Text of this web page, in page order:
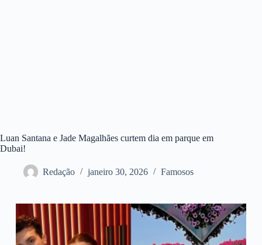
Luan Santana e Jade Magalhães curtem dia em parque em
Dubai!
Redação janeiro 30, 2026 Famosos